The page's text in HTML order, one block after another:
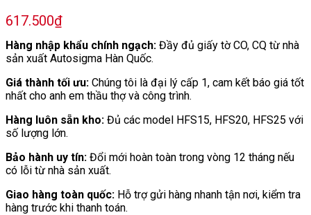
617.500₫
Hàng nhập khẩu chính ngạch: Đầy đủ giấy tờ CO, CQ từ nhà
sản xuất Autosigma Hàn Quốc.
Giá thành tối ưu: Chúng tôi là đại lý cấp 1, cam kết báo giá tốt
nhất cho anh em thầu thợ và công trình.
Hàng luôn sẵn kho: Đủ các model HFS15, HFS20, HFS25 với
số lượng lớn.
Bảo hành uy tín: Đổi mới hoàn toàn trong vòng 12 tháng nếu
có lỗi từ nhà sản xuất.
Giao hàng toàn quốc: Hỗ trợ gửi hàng nhanh tận nơi, kiểm tra
hàng trước khi thanh toán.